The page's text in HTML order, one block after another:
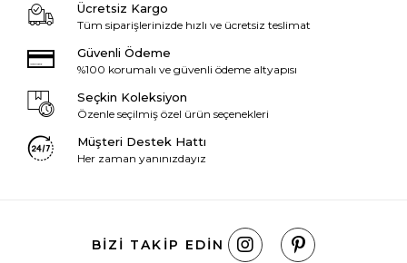
Ücretsiz Kargo
Tüm siparişlerinizde hızlı ve ücretsiz teslimat
Güvenli Ödeme
%100 korumalı ve güvenli ödeme altyapısı
Seçkin Koleksiyon
Özenle seçilmiş özel ürün seçenekleri
Müşteri Destek Hattı
Her zaman yanınızdayız
BIZI TAKIP EDIN